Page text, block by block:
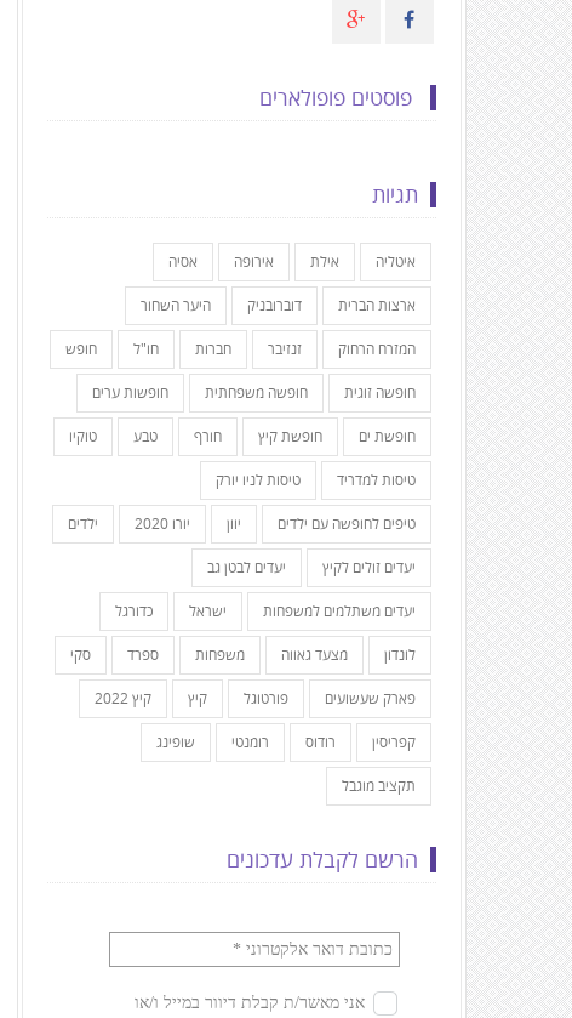
פוסטים פופולארים
תגיות
איטליה אילת אירופה אסיה
ארצות הברית דוברובניק היער השחור
המזרח הרחוק זנזיבר חברות חו"ל חופש
חופשה זוגית חופשה משפחתית חופשות ערים
חופשת ים חופשת קיץ חורף טבע טוקיו
טיסות למדריד טיסות לניו יורק
טיפים לחופשה עם ילדים יוון יורו 2020 ילדים
יעדים זולים לקיץ יעדים לבטן גב
יעדים משתלמים למשפחות ישראל כדורגל
לונדון מצעד גאווה משפחות ספרד סקי
פארק שעשועים פורטוגל קיץ קיץ 2022
קפריסין רודוס רומנטי שופינג
תקציב מוגבל
הרשם לקבלת עדכונים